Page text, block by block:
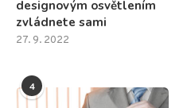
designovým osvětlením
zvládnete sami
27. 9. 2022
4